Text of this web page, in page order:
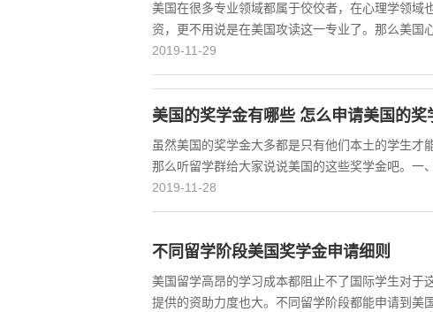
美国在很多专业领域都属于佼佼者，在心理学领域
资，更不用说是在美国攻读这一专业了。那么美国
2019-11-29
美国的奖学金有哪些 怎么申请美国的奖
虽然美国的奖学金大多都是只有他们本土的学生才
那么听留学群给大家说说美国的这些奖学金吧。一
2019-11-28
不同留学阶段美国奖学金申请细则
美国留学高昂的学习成本都阻止不了国际学生对于
提供的资助力度也大。不同留学阶段都能申请到美